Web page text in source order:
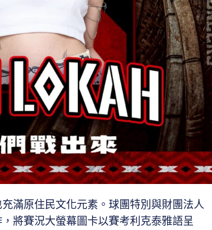
滿原住民文化元素。球團特別與財團法人
將賽況大螢幕圖卡以賽考利克泰雅語呈